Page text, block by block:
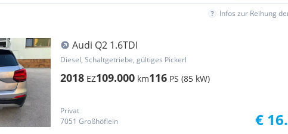
Infos zur Reihung
Audi Q2 1.6TDI
Diesel, Schaltgetriebe, gültiges Pickerl
2018 EZ109.000 km116 PS (85 kW)
Privat
7051 Großhöflein
€